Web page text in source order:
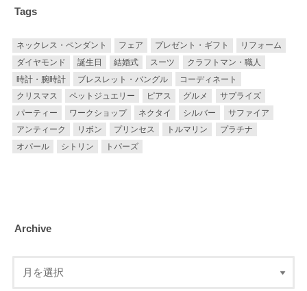
Tags
ネックレス・ペンダント フェア プレゼント・ギフト
リフォーム
ダイヤモンド
誕生日 結婚式 スーツ
クラフトマン・職人
時計・腕時計
ブレスレット・バングル
コーディネート
クリスマス
ペットジュエリー ピアス グルメ
サプライズ
パーティー
ワークショップ ネクタイ シルバー
サファイア
アンティーク
リボン プリンセス トルマリン
プラチナ
オパール
シトリン トパーズ
Archive